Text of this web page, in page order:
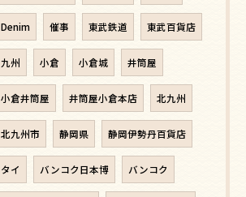
Denim 催事 東武鉄道 東武百貨店
九州 小倉 小倉城 井筒屋
小倉井筒屋 井筒屋小倉本店 北九州
北九州市 静岡県 静岡伊勢丹百貨店
タイ バンコク日本博 バンコク